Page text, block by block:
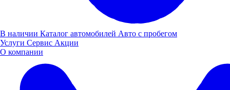
В наличии Каталог автомобилей Авто с пробегом
Услуги Сервис Акции
О компании